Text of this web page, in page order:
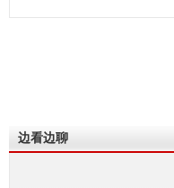
边看边聊